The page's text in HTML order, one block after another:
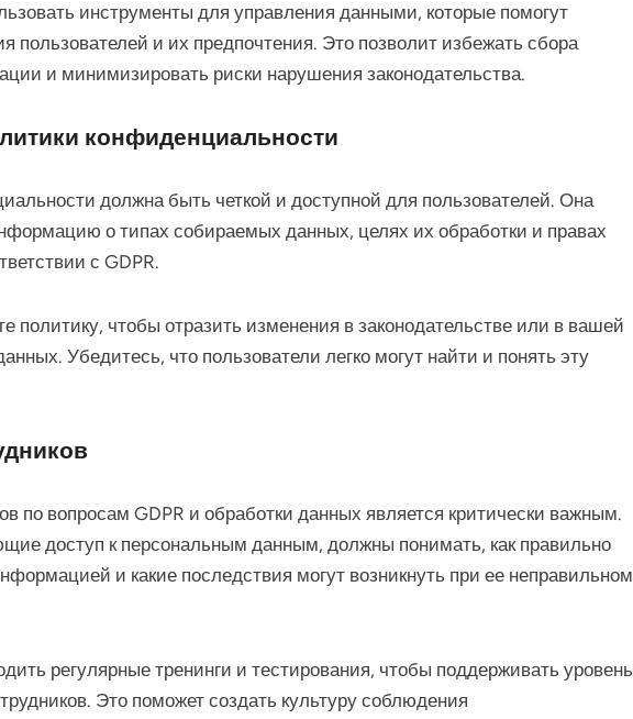
инструменты для управления данными, которые помогут
пользователей и их предпочтения. Это позволит избежать сбора
и минимизировать риски нарушения законодательства.
конфиденциальности
должна быть четкой и доступной для пользователей. Она
о типах собираемых данных, целях их обработки и правах
с GDPR.
политику, чтобы отразить изменения в законодательстве или в вашей
Убедитесь, что пользователи легко могут найти и понять эту
по вопросам GDPR и обработки данных является критически важным.
доступ к персональным данным, должны понимать, как правильно
и какие последствия могут возникнуть при ее неправильном
регулярные тренинги и тестирования, чтобы поддерживать уровень
Это поможет создать культуру соблюдения